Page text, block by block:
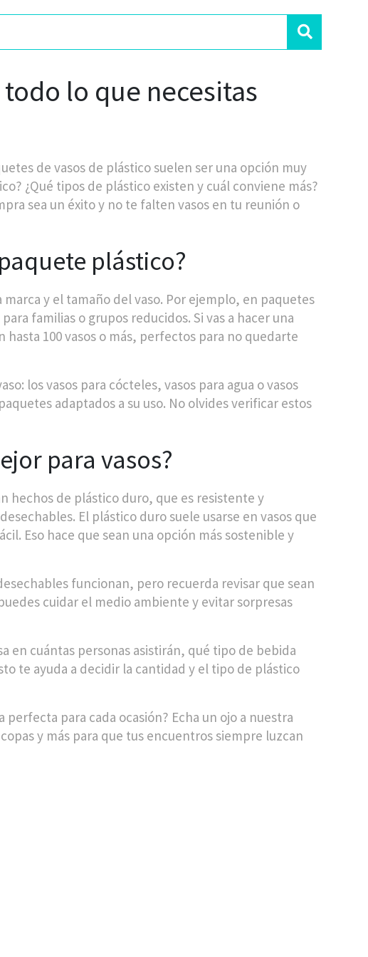
lo que necesitas
de vasos de plástico suelen ser una opción muy
¿Qué tipos de plástico existen y cuál conviene más?
sea un éxito y no te falten vasos en tu reunión o
plástico?
y el tamaño del vaso. Por ejemplo, en paquetes
familias o grupos reducidos. Si vas a hacer una
100 vasos o más, perfectos para no quedarte
los vasos para cócteles, vasos para agua o vasos
adaptados a su uso. No olvides verificar estos
para vasos?
hechos de plástico duro, que es resistente y
El plástico duro suele usarse en vasos que
Eso hace que sean una opción más sostenible y
funcionan, pero recuerda revisar que sean
cuidar el medio ambiente y evitar sorpresas
en cuántas personas asistirán, qué tipo de bebida
te ayuda a decidir la cantidad y el tipo de plástico
perfecta para cada ocasión? Echa un ojo a nuestra
y más para que tus encuentros siempre luzcan